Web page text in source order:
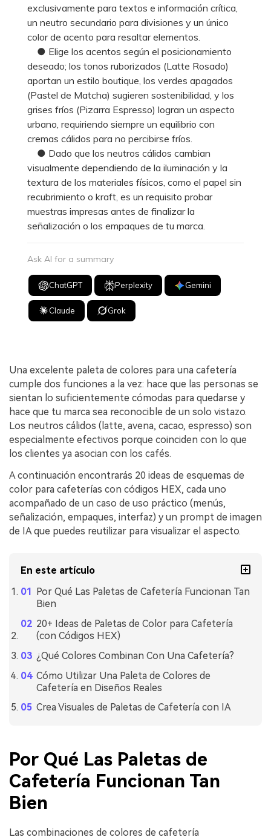
exclusivamente para textos e información crítica,
un neutro secundario para divisiones y un único
color de acento para resaltar elementos.
● Elige los acentos según el posicionamiento
deseado; los tonos ruborizados (Latte Rosado)
aportan un estilo boutique, los verdes apagados
(Pastel de Matcha) sugieren sostenibilidad, y los
grises fríos (Pizarra Espresso) logran un aspecto
urbano, requiriendo siempre un equilibrio con
cremas cálidos para no percibirse fríos.
● Dado que los neutros cálidos cambian
visualmente dependiendo de la iluminación y la
textura de los materiales físicos, como el papel sin
recubrimiento o kraft, es un requisito probar
muestras impresas antes de finalizar la
señalización o los empaques de tu marca.
Ask AI for a summary
ChatGPT Perplexity Gemini
Claude Grok
Una excelente paleta de colores para una cafetería
cumple dos funciones a la vez: hace que las personas se
sientan lo suficientemente cómodas para quedarse y
hace que tu marca sea reconocible de un solo vistazo.
Los neutros cálidos (latte, avena, cacao, espresso) son
especialmente efectivos porque coinciden con lo que
los clientes ya asocian con los cafés.
A continuación encontrarás 20 ideas de esquemas de
color para cafeterías con códigos HEX, cada uno
acompañado de un caso de uso práctico (menús,
señalización, empaques, interfaz) y un prompt de imagen
de IA que puedes reutilizar para visualizar el aspecto.
En este artículo
Por Qué Las Paletas de Cafetería Funcionan Tan
Bien
20+ Ideas de Paletas de Color para Cafetería
(con Códigos HEX)
¿Qué Colores Combinan Con Una Cafetería?
Cómo Utilizar Una Paleta de Colores de
Cafetería en Diseños Reales
Crea Visuales de Paletas de Cafetería con IA
Por Qué Las Paletas de
Cafetería Funcionan Tan
Bien
Las combinaciones de colores de cafetería